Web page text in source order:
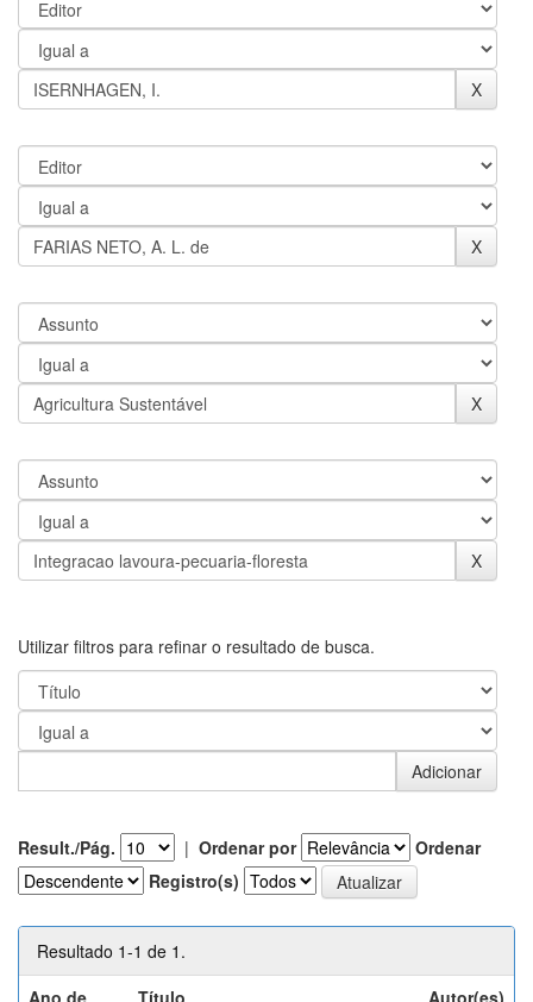
Utilizar filtros para refinar o resultado de busca.
Result./Pág. | Ordenar por
Ordenar
Registro(s)
Resultado 1-1 de 1.
Ano de
Título Autor(es)